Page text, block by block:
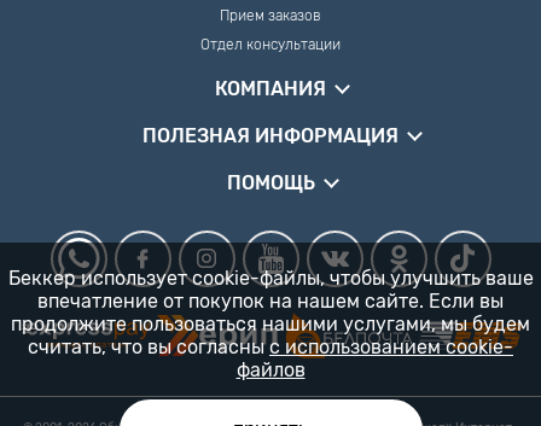
Прием заказов
Отдел консультации
КОМПАНИЯ
ПОЛЕЗНАЯ ИНФОРМАЦИЯ
ПОМОЩЬ
Беккер использует cookie-файлы, чтобы улучшить ваше
впечатление от покупок на нашем сайте. Если вы
продолжите пользоваться нашими услугами, мы будем
считать, что вы согласны с использованием cookie-
файлов